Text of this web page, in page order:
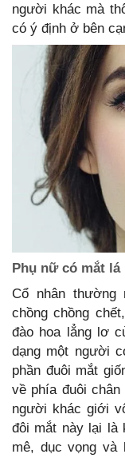
người khác mà
có ý định ở bên
Phụ nữ có mắt lá
Cổ nhân
chồng chồng
đào hoa lẳng lơ
dạng một người
phần đuôi mắt
về phía đuôi
người khác giới
đôi mắt này lại là
mê, dục vọng và